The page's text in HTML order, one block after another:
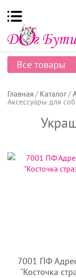
Все товары
Главная Каталог
Аксессуары для
7001 ПФ
"Косточка